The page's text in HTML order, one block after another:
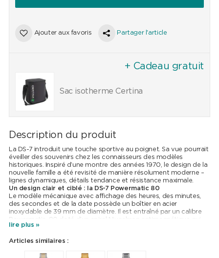
Ajouter aux favoris Partager l'article
+ Cadeau gratuit
Sac isotherme Certina
Description du produit
La DS-7 introduit une touche sportive au poignet. Sa vue pourrait
éveiller des souvenirs chez les connaisseurs des modèles
historiques. Inspiré d’une montre des années 1970, le design de la
nouvelle famille a été revisité de manière résolument moderne –
lignes dynamiques, détails tendance et résistance maximale.
Un design clair et ciblé : la DS-7 Powermatic 80
Le modèle mécanique avec affichage des heures, des minutes,
des secondes et de la date possède un boîtier en acier
inoxydable de 39 mm de diamètre. Il est entraîné par un calibre
peut être admiré à travers un fond saphir. Côté cadran, la couleur
parfaite lisibilité, et ce même dans l’obscurité grâce à un généreux
lire plus »
Articles similaires :